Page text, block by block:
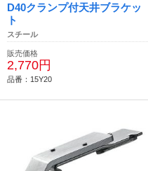
D40クランプ付天井ブラケッ
ト
スチール
販売価格
2,770円
品番：15Y20